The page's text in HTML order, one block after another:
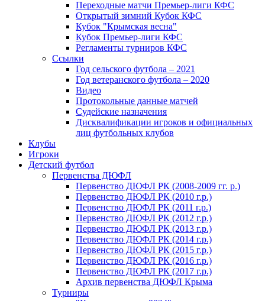
Переходные матчи Премьер-лиги КФС
Открытый зимний Кубок КФС
Кубок "Крымская весна"
Кубок Премьер-лиги КФС
Регламенты турниров КФС
Ссылки
Год сельского футбола – 2021
Год ветеранского футбола – 2020
Видео
Протокольные данные матчей
Судейские назначения
Дисквалификации игроков и официальных
лиц футбольных клубов
Клубы
Игроки
Детский футбол
Первенства ДЮФЛ
Первенство ДЮФЛ РК (2008-2009 гг. р.)
Первенство ДЮФЛ РК (2010 г.р.)
Первенство ДЮФЛ РК (2011 г.р.)
Первенство ДЮФЛ РК (2012 г.р.)
Первенство ДЮФЛ РК (2013 г.р.)
Первенство ДЮФЛ РК (2014 г.р.)
Первенство ДЮФЛ РК (2015 г.р.)
Первенство ДЮФЛ РК (2016 г.р.)
Первенство ДЮФЛ РК (2017 г.р.)
Архив первенства ДЮФЛ Крыма
Турниры